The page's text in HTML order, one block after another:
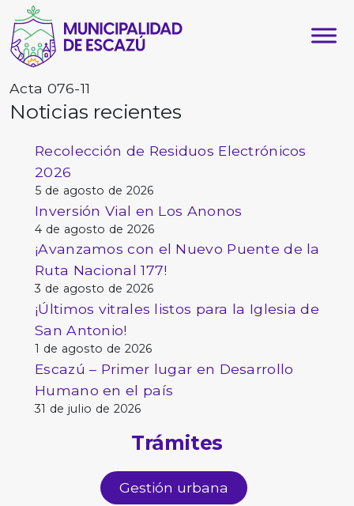
Acta 076-11
Noticias recientes
Recolección de Residuos Electrónicos
2026
5 de agosto de 2026
Inversión Vial en Los Anonos
4 de agosto de 2026
¡Avanzamos con el Nuevo Puente de la
Ruta Nacional 177!
3 de agosto de 2026
¡Últimos vitrales listos para la Iglesia de
San Antonio!
1 de agosto de 2026
Escazú – Primer lugar en Desarrollo
Humano en el país
31 de julio de 2026
Trámites
Gestión urbana